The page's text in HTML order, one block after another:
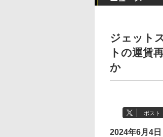
ジェット
トの運賃
か
ポスト
2024年6月4日